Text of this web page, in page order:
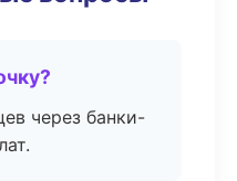
через банки-